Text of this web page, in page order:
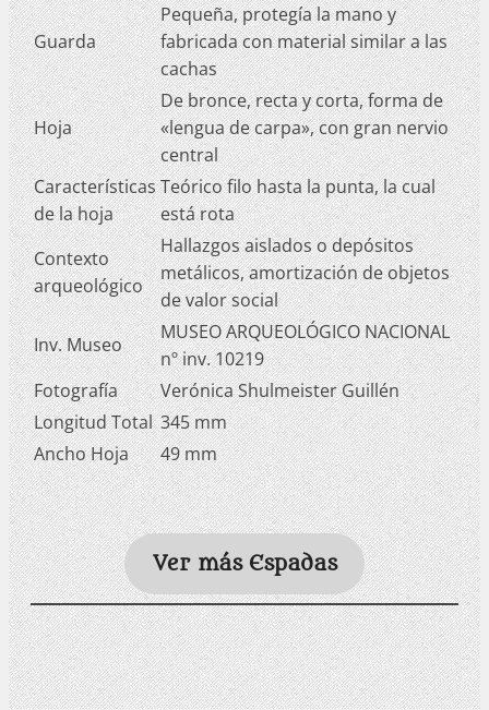
Guarda
Pequeña, protegía la mano y
fabricada con material similar a las
cachas
Hoja
De bronce, recta y corta, forma de
«lengua de carpa», con gran nervio
central
Características
de la hoja
Teórico filo hasta la punta, la cual
está rota
Contexto
arqueológico
Hallazgos aislados o depósitos
metálicos, amortización de objetos
de valor social
Inv. Museo
MUSEO ARQUEOLÓGICO NACIONAL
nº inv. 10219
Fotografía
Verónica Shulmeister Guillén
Longitud Total 345 mm
Ancho Hoja
49 mm
Ver más Espadas